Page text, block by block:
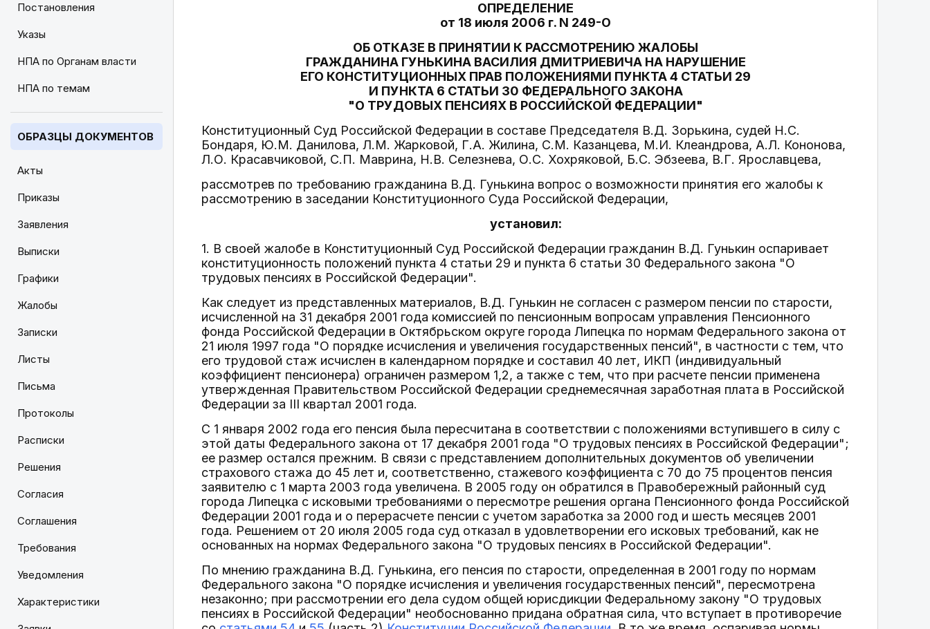
Постановления
Указы
НПА по Органам власти
НПА по темам
ОБРАЗЦЫ ДОКУМЕНТОВ
Акты
Приказы
Заявления
Выписки
Графики
Жалобы
Записки
Листы
Письма
Протоколы
Расписки
Решения
Согласия
Соглашения
Требования
Уведомления
Характеристики
ОПРЕДЕЛЕНИЕ
от 18 июля 2006 г. N 249-О
ОБ ОТКАЗЕ В ПРИНЯТИИ К РАССМОТРЕНИЮ ЖАЛОБЫ
ГРАЖДАНИНА ГУНЬКИНА ВАСИЛИЯ ДМИТРИЕВИЧА НА НАРУШЕНИЕ
ЕГО КОНСТИТУЦИОННЫХ ПРАВ ПОЛОЖЕНИЯМИ ПУНКТА 4 СТАТЬИ 29
И ПУНКТА 6 СТАТЬИ 30 ФЕДЕРАЛЬНОГО ЗАКОНА
"О ТРУДОВЫХ ПЕНСИЯХ В РОССИЙСКОЙ ФЕДЕРАЦИИ"
Конституционный Суд Российской Федерации в составе Председателя В.Д. Зорькина, судей Н.С.
Бондаря, Ю.М. Данилова, Л.М. Жарковой, Г.А. Жилина, С.М. Казанцева, М.И. Клеандрова, А.Л. Кононова,
Л.О. Красавчиковой, С.П. Маврина, Н.В. Селезнева, О.С. Хохряковой, Б.С. Эбзеева, В.Г. Ярославцева,
рассмотрев по требованию гражданина В.Д. Гунькина вопрос о возможности принятия его жалобы к
рассмотрению в заседании Конституционного Суда Российской Федерации,
установил:
1. В своей жалобе в Конституционный Суд Российской Федерации гражданин В.Д. Гунькин оспаривает
конституционность положений пункта 4 статьи 29 и пункта 6 статьи 30 Федерального закона "О
трудовых пенсиях в Российской Федерации".
Как следует из представленных материалов, В.Д. Гунькин не согласен с размером пенсии по старости,
исчисленной на 31 декабря 2001 года комиссией по пенсионным вопросам управления Пенсионного
фонда Российской Федерации в Октябрьском округе города Липецка по нормам Федерального закона от
21 июля 1997 года "О порядке исчисления и увеличения государственных пенсий", в частности с тем, что
его трудовой стаж исчислен в календарном порядке и составил 40 лет, ИКП (индивидуальный
коэффициент пенсионера) ограничен размером 1,2, а также с тем, что при расчете пенсии применена
утвержденная Правительством Российской Федерации среднемесячная заработная плата в Российской
Федерации за III квартал 2001 года.
С 1 января 2002 года его пенсия была пересчитана в соответствии с положениями вступившего в силу с
этой даты Федерального закона от 17 декабря 2001 года "О трудовых пенсиях в Российской Федерации";
ее размер остался прежним. В связи с представлением дополнительных документов об увеличении
страхового стажа до 45 лет и, соответственно, стажевого коэффициента с 70 до 75 процентов пенсия
заявителю с 1 марта 2003 года увеличена. В 2005 году он обратился в Правобережный районный суд
города Липецка с исковыми требованиями о пересмотре решения органа Пенсионного фонда Российской
Федерации 2001 года и о перерасчете пенсии с учетом заработка за 2000 год и шесть месяцев 2001
года. Решением от 20 июля 2005 года суд отказал в удовлетворении его исковых требований, как не
основанных на нормах Федерального закона "О трудовых пенсиях в Российской Федерации".
По мнению гражданина В.Д. Гунькина, его пенсия по старости, определенная в 2001 году по нормам
Федерального закона "О порядке исчисления и увеличения государственных пенсий", пересмотрена
незаконно; при рассмотрении его дела судом общей юрисдикции Федеральному закону "О трудовых
пенсиях в Российской Федерации" необоснованно придана обратная сила, что вступает в противоречие